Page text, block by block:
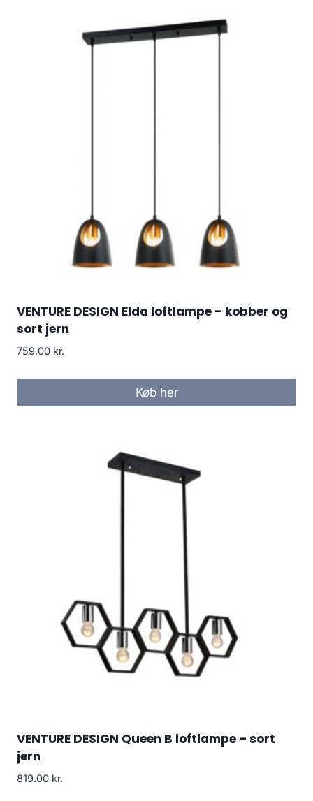
VENTURE DESIGN Elda loftlampe – kobber og
sort jern
759.00 kr.
Køb her
VENTURE DESIGN Queen B loftlampe – sort
jern
819.00 kr.